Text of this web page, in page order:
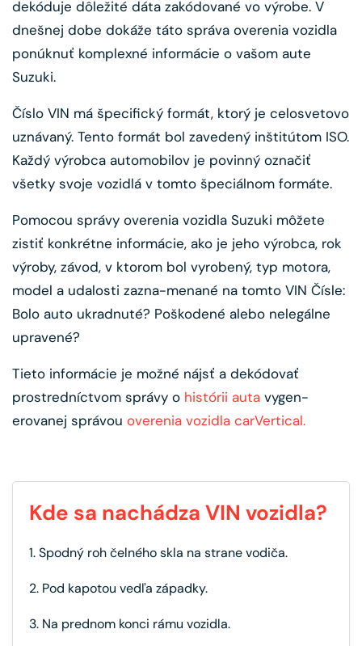
dekóduje dôležité dáta zakódované vo výrobe. V
dnešnej dobe dokáže táto správa overenia vozidla
ponúknuť komplexné informácie o vašom aute
Suzuki.
Číslo VIN má špecifický formát, ktorý je celosvetovo
uznávaný. Tento formát bol zavedený inštitútom ISO.
Každý výrobca automobilov je povinný označiť
všetky svoje vozidlá v tomto špeciálnom formáte.
Pomocou správy overenia vozidla Suzuki môžete
zistiť konkrétne informácie, ako je jeho výrobca, rok
výroby, závod, v ktorom bol vyrobený, typ motora,
model a udalosti zazna-menané na tomto VIN Čísle:
Bolo auto ukradnuté? Poškodené alebo nelegálne
upravené?
Tieto informácie je možné nájsť a dekódovať
prostredníctvom správy o histórii auta vygen-
erovanej správou overenia vozidla carVertical.
Kde sa nachádza VIN vozidla?
1. Spodný roh čelného skla na strane vodiča.
2. Pod kapotou vedľa západky.
3. Na prednom konci rámu vozidla.